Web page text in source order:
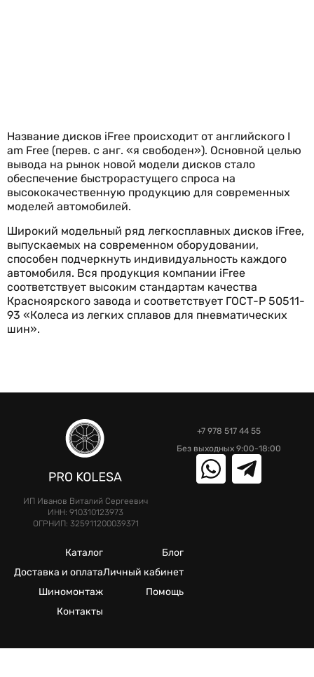
Название дисков iFree происходит от английского I
am Free (перев. с анг. «я свободен»). Основной целью
вывода на рынок новой модели дисков стало
обеспечение быстрорастущего спроса на
высококачественную продукцию для современных
моделей автомобилей.
Широкий модельный ряд легкосплавных дисков iFree,
выпускаемых на современном оборудовании,
способен подчеркнуть индивидуальность каждого
автомобиля. Вся продукция компании iFree
соответствует высоким стандартам качества
Красноярского завода и соответствует ГОСТ-Р 50511-
93 «Колеса из легких сплавов для пневматических
шин».
ИП Иванов Виталий Сергеевич
ИНН: 910310123973
ОГРНИП: 325911200039371
+7 978 517 44 55
Без выходных 9:00-18:00
Каталог
Доставка и оплата
Шиномонтаж
Контакты
Блог
Личный кабинет
Помощь